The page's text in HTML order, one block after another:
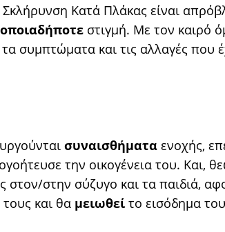
Κατά Πλάκας είναι
οποιαδήποτε στιγμή. Με τον καιρό
τα συμπτώματα και τις αλλαγές που
συναισθήματα ενοχής,
την οικογένεια του. Και,
στον/στην σύζυγο και τα παιδιά,
και θα μειωθεί το εισόδημα